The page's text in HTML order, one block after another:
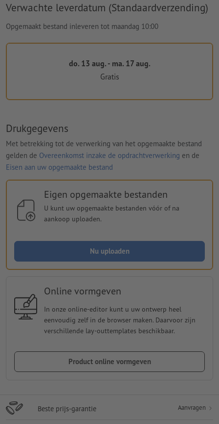
Verwachte leverdatum (Standaardverzending)
Opgemaakt bestand inleveren tot maandag 10:00
do. 13 aug. - ma. 17 aug.
Gratis
Drukgegevens
Met betrekking tot de verwerking van het opgemaakte bestand
gelden de Overeenkomst inzake de opdrachtverwerking en de
Eisen aan uw opgemaakte bestand
Eigen opgemaakte bestanden
U kunt uw opgemaakte bestanden vóór of na
aankoop uploaden.
Nu uploaden
Online vormgeven
In onze online-editor kunt u uw ontwerp heel
eenvoudig zelf in de browser maken. Daarvoor zijn
verschillende lay-outtemplates beschikbaar.
Product online vormgeven
Beste prijs-garantie Aanvragen